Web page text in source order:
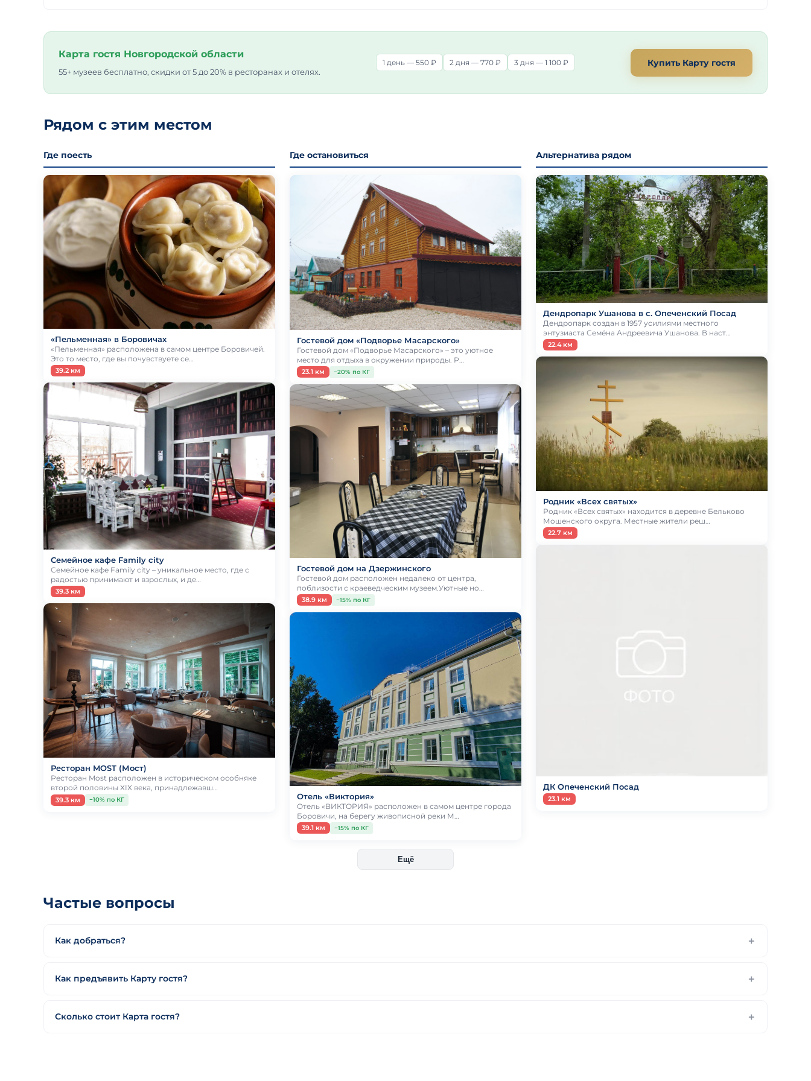
Карта гостя Новгородской области
55+ музеев бесплатно, скидки от 5 до 20% в ресторанах и отелях.
1 день — 550 ₽ 2 дня — 770 ₽ 3 дня — 1 100 ₽ Купить Карту гостя
Рядом с этим местом
Где поесть
«Пельменная» в Боровичах
«Пельменная» расположена в самом центре Боровичей.
Это то место, где вы почувствуете се…
39.2 км
Семейное кафе Family city
Семейное кафе Family city – уникальное место, где с
радостью принимают и взрослых, и де…
39.3 км
Ресторан MOST (Мост)
Ресторан Most расположен в историческом особняке
второй половины XIX века, принадлежавш…
39.3 км −10% по КГ
Где остановиться
Гостевой дом «Подворье Масарского»
Гостевой дом «Подворье Масарского» – это уютное
место для отдыха в окружении природы. Р…
23.1 км −20% по КГ
Гостевой дом на Дзержинского
Гостевой дом расположен недалеко от центра,
поблизости с краеведческим музеем.Уютные но…
38.9 км −15% по КГ
Отель «Виктория»
Отель «ВИКТОРИЯ» расположен в самом центре города
Боровичи, на берегу живописной реки М…
39.1 км −15% по КГ
Альтернатива рядом
Дендропарк Ушанова в c. Опеченский Посад
Дендропарк создан в 1957 усилиями местного
энтузиаста Семёна Андреевича Ушанова. В наст…
22.4 км
Родник «Всех святых»
Родник «Всех святых» находится в деревне Бельково
Мошенского округа. Местные жители реш…
22.7 км
ДК Опеченский Посад
23.1 км
Ещё
Частые вопросы
Как добраться?
Как предъявить Карту гостя?
Сколько стоит Карта гостя?